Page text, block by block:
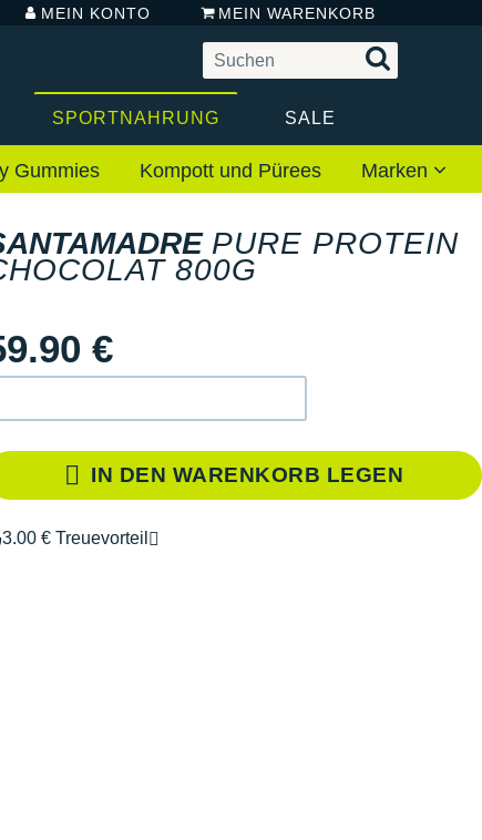
MEIN KONTO MEIN WARENKORB
SPORTNAHRUNG SALE
Gummies Kompott und Pürees Marken
PURE PROTEIN
800G
€
IN DEN WARENKORB LEGEN
3.00 € Treuevorteil